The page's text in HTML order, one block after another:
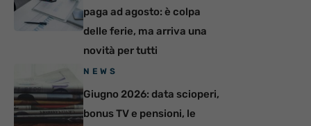
paga ad agosto: è colpa
delle ferie, ma arriva una
novità per tutti
NEWS
Giugno 2026: data scioperi,
bonus TV e pensioni, le